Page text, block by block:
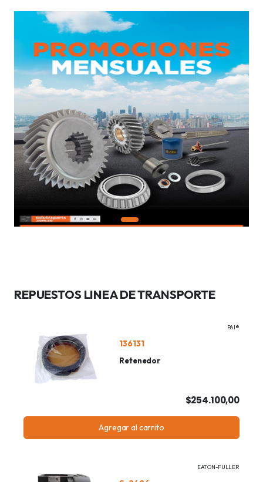
REPUESTOS LINEA DE TRANSPORTE
PAI®
136131
Retenedor
$254.100,00
Agregar al carrito
EATON-FULLER